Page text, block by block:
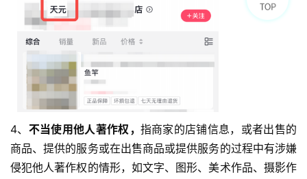
4、 不当使用他人著作权， 指商家的店铺信息，或者出售的
商品、提供的服务或在出售商品或提供服务的过程中有涉嫌
侵犯他人著作权的情形，如文字、图形、美术作品、摄影作